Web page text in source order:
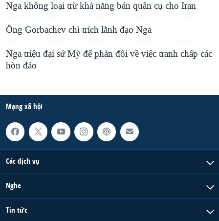
Nga không loại trừ khả năng bán quân cụ cho Iran
Ông Gorbachev chỉ trích lãnh đạo Nga
Nga triệu đại sứ Mỹ để phản đối về việc tranh chấp các
hòn đảo
Mạng xã hội
Các dịch vụ
Nghe
Tin tức